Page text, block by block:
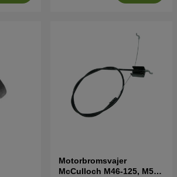
Motorbromsvajer
McCulloch M46-125, M51-